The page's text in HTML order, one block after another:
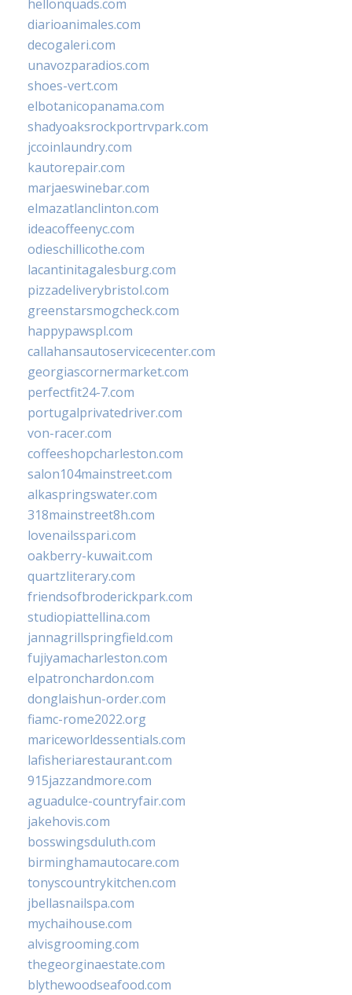
hellonquads.com
diarioanimales.com
decogaleri.com
unavozparadios.com
shoes-vert.com
elbotanicopanama.com
shadyoaksrockportrvpark.com
jccoinlaundry.com
kautorepair.com
marjaeswinebar.com
elmazatlanclinton.com
ideacoffeenyc.com
odieschillicothe.com
lacantinitagalesburg.com
pizzadeliverybristol.com
greenstarsmogcheck.com
happypawspl.com
callahansautoservicecenter.com
georgiascornermarket.com
perfectfit24-7.com
portugalprivatedriver.com
von-racer.com
coffeeshopcharleston.com
salon104mainstreet.com
alkaspringswater.com
318mainstreet8h.com
lovenailsspari.com
oakberry-kuwait.com
quartzliterary.com
friendsofbroderickpark.com
studiopiattellina.com
jannagrillspringfield.com
fujiyamacharleston.com
elpatronchardon.com
donglaishun-order.com
fiamc-rome2022.org
mariceworldessentials.com
lafisheriarestaurant.com
915jazzandmore.com
aguadulce-countryfair.com
jakehovis.com
bosswingsduluth.com
birminghamautocare.com
tonyscountrykitchen.com
jbellasnailspa.com
mychaihouse.com
alvisgrooming.com
thegeorginaestate.com
blythewoodseafood.com